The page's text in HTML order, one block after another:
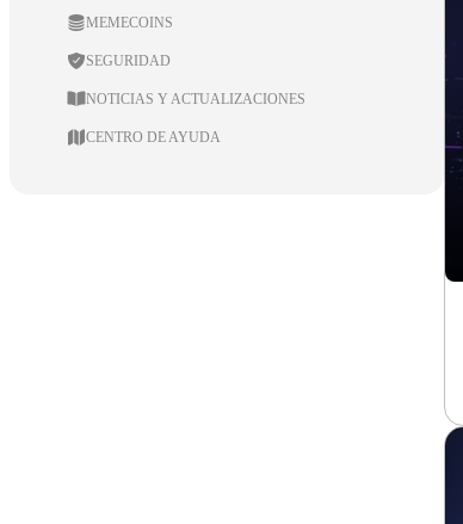
MEMECOINS
SEGURIDAD
NOTICIAS Y ACTUALIZACIONES
CENTRO DE AYUDA